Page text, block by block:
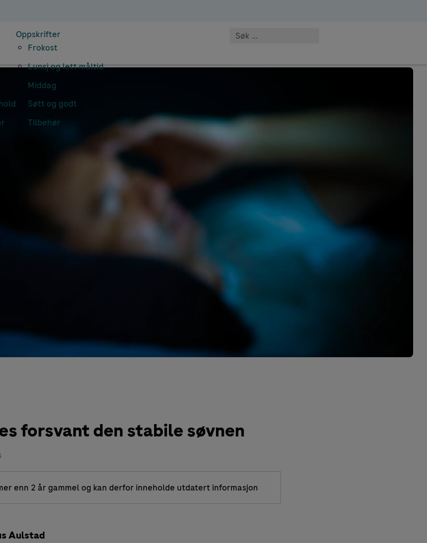
Oppskrifter
Frokost
Lunsj og lett måltid
Middag
Søtt og godt
Tilbehør
forsvant den stabile søvnen
enn 2 år gammel og kan derfor inneholde utdatert informasjon
Aulstad